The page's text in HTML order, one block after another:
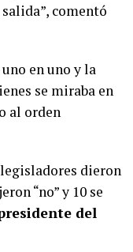
comentó
en uno y la
se miraba en
al orden
dieron
“no” y 10 se
del